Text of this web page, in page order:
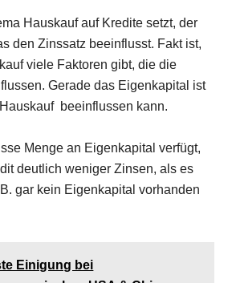
Hauskauf auf Kredite setzt, der
den Zinssatz beeinflusst. Fakt ist,
viele Faktoren gibt, die die
Gerade das Eigenkapital ist
beeinflussen kann.
Menge an Eigenkapital verfügt,
deutlich weniger Zinsen, als es
gar kein Eigenkapital vorhanden
Einigung bei